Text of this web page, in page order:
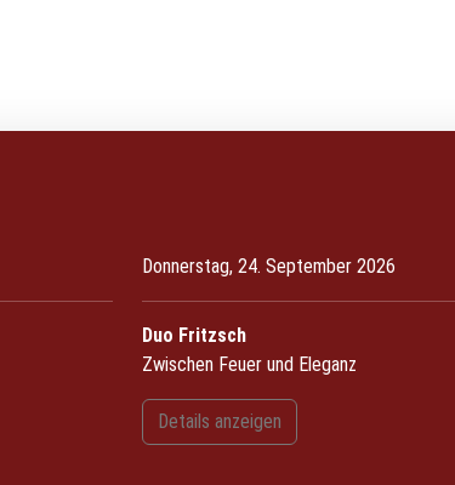
Donnerstag, 24. September 2026
Duo Fritzsch
Zwischen Feuer und Eleganz
Details anzeigen